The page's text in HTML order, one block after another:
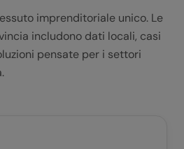
imprenditoriale unico. Le
includono dati locali, casi
pensate per i settori